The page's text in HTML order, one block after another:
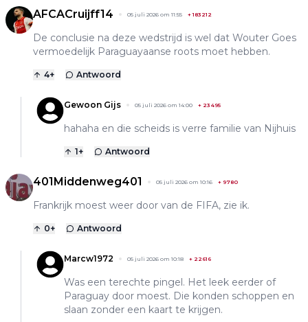
AFCACruijff14 05 juli 2026 om 11:55 +183212
De conclusie na deze wedstrijd is wel dat Wouter Goes
vermoedelijk Paraguayaanse roots moet hebben.
4+ Antwoord
Gewoon Gijs 05 juli 2026 om 14:00 + 23495
hahaha en die scheids is verre familie van Nijhuis
1+ Antwoord
401Middenweg401 05 juli 2026 om 10:16 + 9780
Frankrijk moest weer door van de FIFA, zie ik.
0+ Antwoord
Marcw1972 05 juli 2026 om 10:18 + 22616
Was een terechte pingel. Het leek eerder of
Paraguay door moest. Die konden schoppen en
slaan zonder een kaart te krijgen.